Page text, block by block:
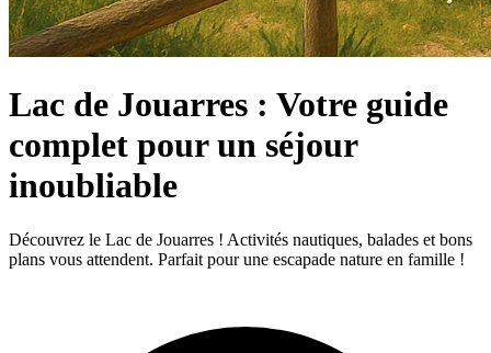
Lac de Jouarres : Votre guide
complet pour un séjour
inoubliable
Découvrez le Lac de Jouarres ! Activités nautiques, balades et bons
plans vous attendent. Parfait pour une escapade nature en famille !